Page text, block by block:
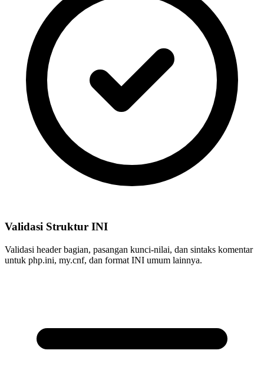
Validasi Struktur INI
Validasi header bagian, pasangan kunci-nilai, dan sintaks komentar
untuk php.ini, my.cnf, dan format INI umum lainnya.